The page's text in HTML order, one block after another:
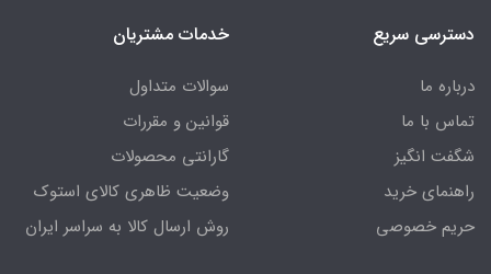
دسترسی سریع
درباره ما
تماس با ما
شگفت انگیز
راهنمای خرید
حریم خصوصی
خدمات مشتریان
سوالات متداول
قوانین و مقررات
گارانتی محصولات
وضعیت ظاهری کالای استوک
روش ارسال کالا به سراسر ایران